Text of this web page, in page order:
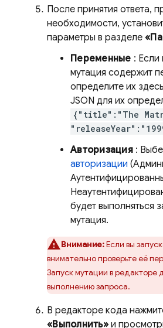
После принятия ответа,
необходимости,
параметры в разделе
Переменные : Если
мутация содержит
определите их
JSON для их
{"title":"The
Авторизация:
авторизации
будет выполняться
мутация.
Внимание:Если вы
внимательно проверьте её
Запуск мутации в редакторе
выполнению запроса.
В редакторе кода
«Выполнить»и